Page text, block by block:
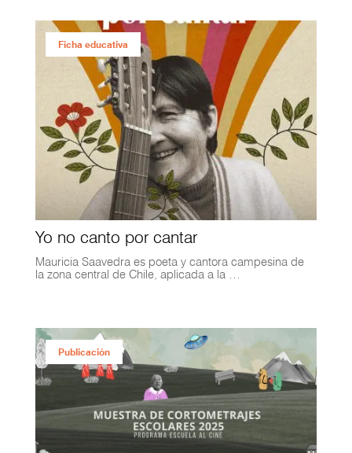
Ficha educativa
Yo no canto por cantar
Mauricia Saavedra es poeta y cantora campesina de
la zona central de Chile, aplicada a la …
Publicación